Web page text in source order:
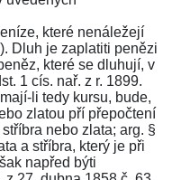
které nenáležejí
Dluh je zaplatiti penězi
které se dluhují, v
1 cís. nař. z r. 1899.
li tedy kursu, bude,
zlatou pří přepočtení
nebo zlata; arg. §
a stříbra, který je při
napřed býti